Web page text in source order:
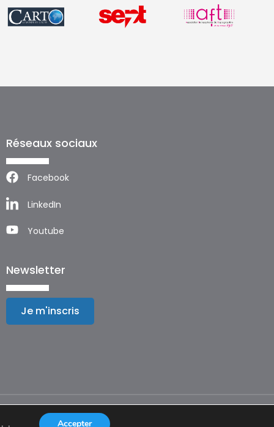
Réseaux sociaux
Facebook
LinkedIn
Youtube
Newsletter
Je m'inscris
Accepter